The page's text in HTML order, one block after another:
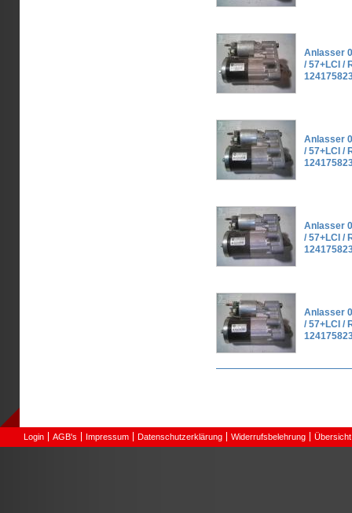
Anlasser
/ 57+LCI /
Anlasser
/ 57+LCI /
Anlasser
/ 57+LCI /
Anlasser
/ 57+LCI /
Login AGB's Impressum Datenschutzerklärung Widerrufsbelehrung